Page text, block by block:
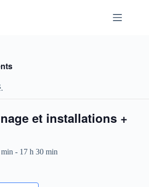
et installations +
- 17 h 30 min